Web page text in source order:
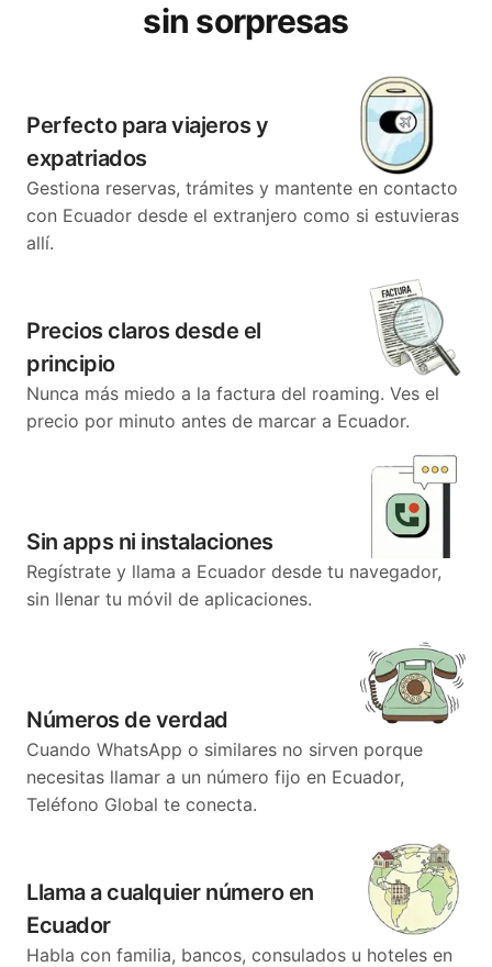
sin sorpresas
Perfecto para viajeros y
expatriados
Gestiona reservas, trámites y mantente en contacto
con Ecuador desde el extranjero como si estuvieras
allí.
Precios claros desde el
principio
Nunca más miedo a la factura del roaming. Ves el
precio por minuto antes de marcar a Ecuador.
Sin apps ni instalaciones
Regístrate y llama a Ecuador desde tu navegador,
sin llenar tu móvil de aplicaciones.
Números de verdad
Cuando WhatsApp o similares no sirven porque
necesitas llamar a un número fijo en Ecuador,
Teléfono Global te conecta.
Llama a cualquier número en
Ecuador
Habla con familia, bancos, consulados u hoteles en